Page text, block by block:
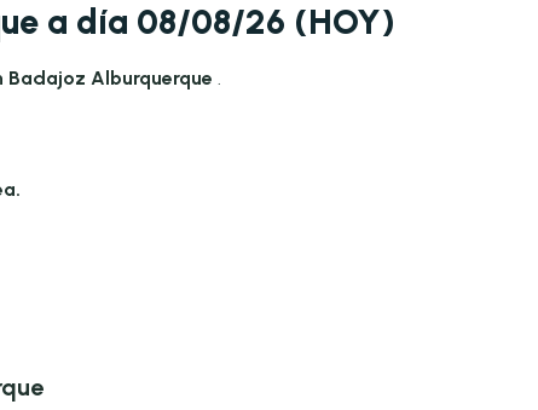
a día 08/08/26 (HOY)
Badajoz Alburquerque .